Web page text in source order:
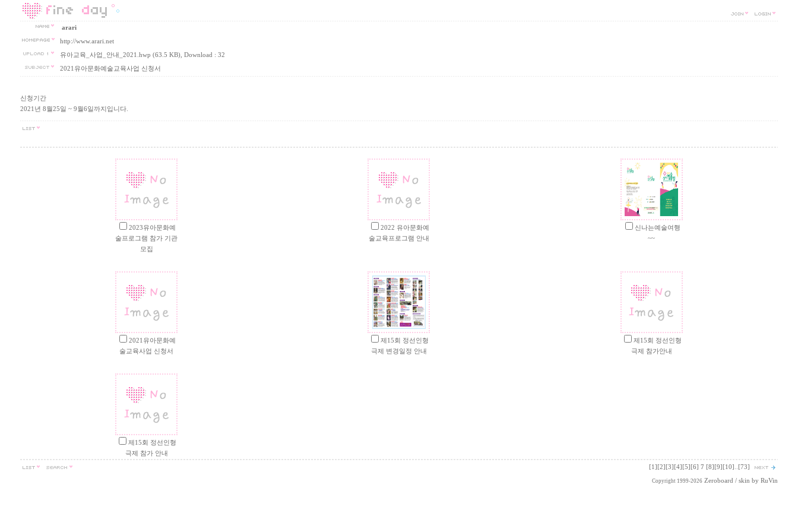
arari
http://www.arari.net
유아교육_사업_안내_2021.hwp (63.5 KB) , Download : 32
2021유아문화예술교육사업 신청서
신청기간
2021년 8월25일 ~ 9월6일까지입니다.
2023유아문화예
술프로그램 참가 기관
모집
2022 유아문화예
술교육프로그램 안내
신나는예술여행
~~
2021유아문화예
술교육사업 신청서
제15회 정선인형
극제 변경일정 안내
제15회 정선인형
극제 참가안내
제15회 정선인형
극제 참가 안내
[1] [2] [3] [4] [5] [6] 7 [8] [9] [10] [73]
Copyright 1999-2026 Zeroboard / skin by RuVin